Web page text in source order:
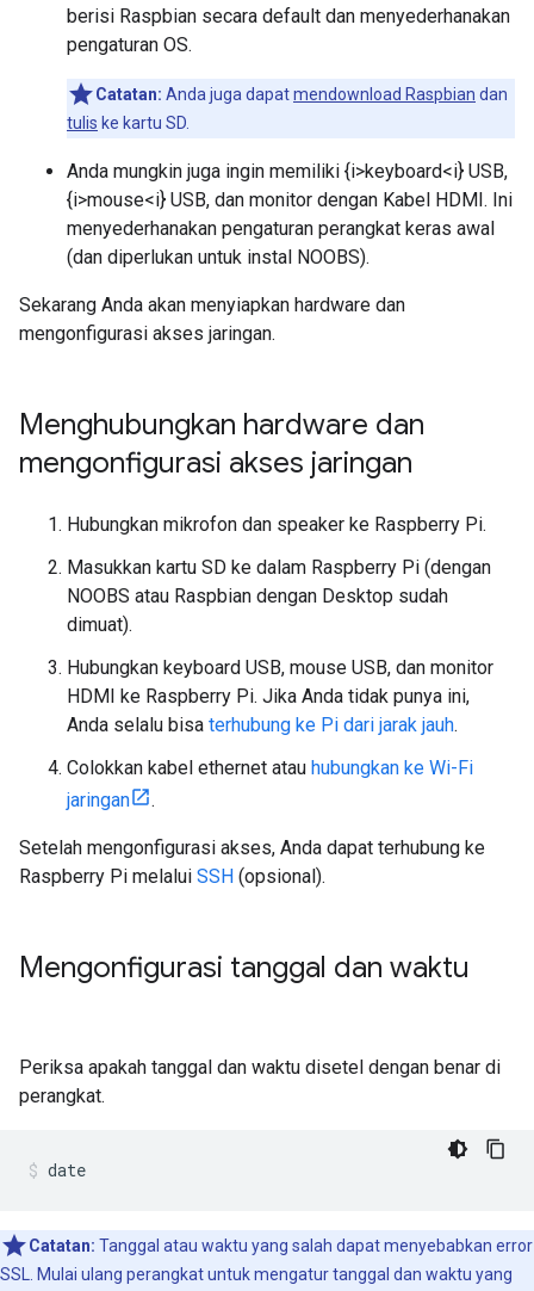
berisi Raspbian secara default dan menyederhanakan
pengaturan OS.
Catatan: Anda juga dapatmendownload Raspbian dan
tulis ke kartu SD.
Anda mungkin juga ingin memiliki {i>keyboard<i} USB,
{i>mouse<i} USB, dan monitor dengan Kabel HDMI. Ini
menyederhanakan pengaturan perangkat keras awal
(dan diperlukan untuk instal NOOBS).
Sekarang Anda akan menyiapkan hardware dan
mengonfigurasi akses jaringan.
Menghubungkan hardware dan
mengonfigurasi akses jaringan
Hubungkan mikrofon dan speaker ke Raspberry Pi.
Masukkan kartu SD ke dalam Raspberry Pi (dengan
NOOBS atau Raspbian dengan Desktop sudah
dimuat).
Hubungkan keyboard USB, mouse USB, dan monitor
HDMI ke Raspberry Pi. Jika Anda tidak punya ini,
Anda selalu bisa terhubung ke Pi dari jarak jauh.
Colokkan kabel ethernet atau hubungkan ke Wi-Fi
jaringan
.
Setelah mengonfigurasi akses, Anda dapat terhubung ke
Raspberry Pi melalui SSH (opsional).
Mengonfigurasi tanggal dan waktu
Periksa apakah tanggal dan waktu disetel dengan benar di
perangkat.
date
Catatan: Tanggal atau waktu yang salah dapat menyebabkan error
SSL. Mulai ulang perangkat untuk mengatur tanggal dan waktu yang